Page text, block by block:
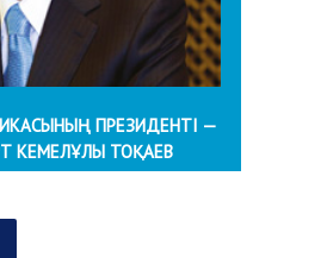
ПРЕЗИДЕНТІ —
КЕМЕЛҰЛЫ ТОҚАЕВ